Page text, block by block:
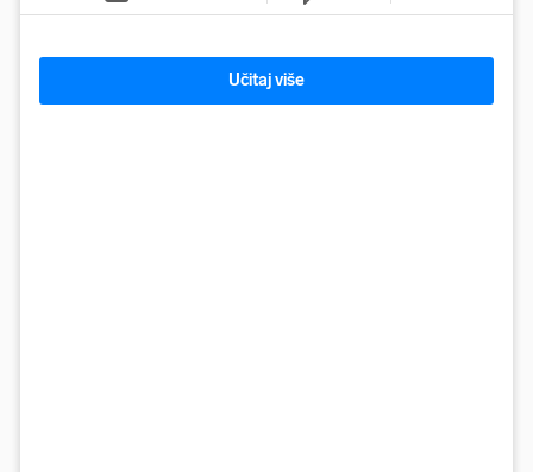
Učitaj više